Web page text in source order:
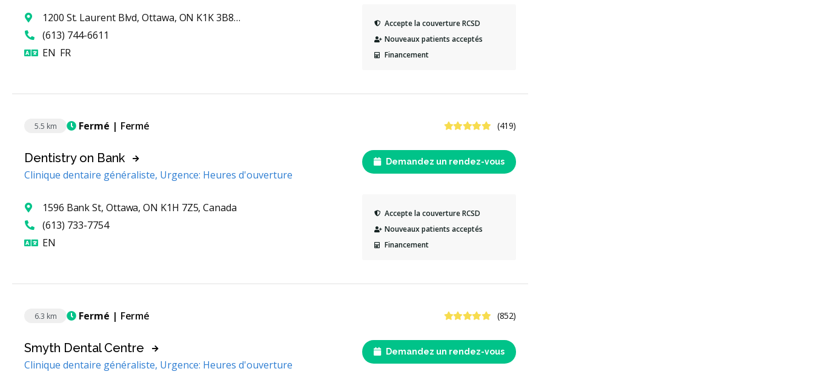
1200 St. Laurent Blvd, Ottawa, ON K1K 3B8, Canada
(613) 744-6611
EN Anglais
FR
Accepte la couverture RCSD
Nouveaux patients acceptés
Financement
5.5 km 4.8 étoiles (419)
Fermé | Fermé
Dentistry on Bank
Clinique dentaire généraliste, Urgence: Heures d'ouverture
Demandez un rendez-vous
1596 Bank St, Ottawa, ON K1H 7Z5, Canada
(613) 733-7754
EN
Accepte la couverture RCSD
Nouveaux patients acceptés
Financement
6.3 km 4.9 étoiles (852)
Fermé | Fermé
Smyth Dental Centre
Clinique dentaire généraliste, Urgence: Heures d'ouverture
Demandez un rendez-vous